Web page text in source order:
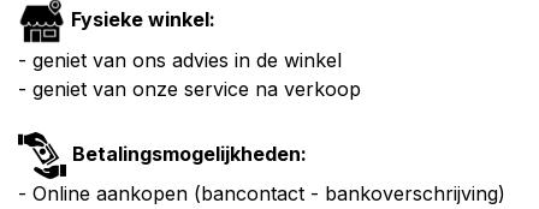
Fysieke winkel:
- geniet van ons advies in de winkel
- geniet van onze service na verkoop
Betalingsmogelijkheden:
- Online aankopen (bancontact - bankoverschrijving)